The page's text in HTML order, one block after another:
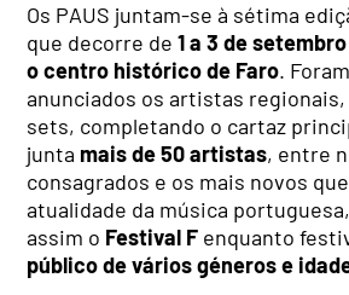
Os PAUS juntam-se à sétima
que decorre de1 a 3 de setembro
o centro histórico de Faro.
anunciados os artistas regionais,
sets, completando o cartaz
junta mais de 50 artistas, entre
consagrados e os mais novos
atualidade da música
assim o Festival F enquanto
público de vários géneros e